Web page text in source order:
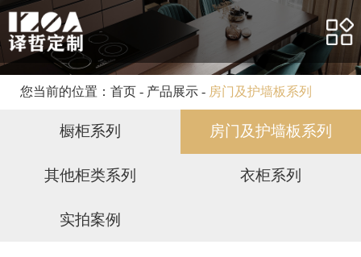
网站首页
关于我们
产品展示
合作案例
客户服务
您当前的位置： 首页 - 产品展示- 房门及护墙板系列
橱柜系列 房门及护墙板系列
其他柜类系列 衣柜系列
实拍案例